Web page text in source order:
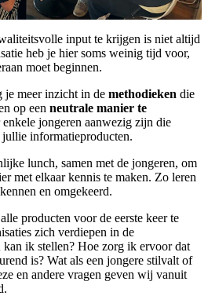
input te krijgen is niet altijd
heb je hier soms weinig tijd voor,
moet beginnen.
je meer inzicht in de methodieken die
op een neutrale manier te
jongeren aanwezig zijn die
informatieproducten.
lunch, samen met de jongeren, om
met elkaar kennis te maken. Zo leren
en omgekeerd.
producten voor de eerste keer te
zich verdiepen in de
ik stellen? Hoe zorg ik ervoor dat
is? Wat als een jongere stilvalt of
en andere vragen geven wij vanuit